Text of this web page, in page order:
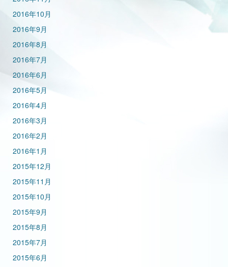
2016年10月
2016年9月
2016年8月
2016年7月
2016年6月
2016年5月
2016年4月
2016年3月
2016年2月
2016年1月
2015年12月
2015年11月
2015年10月
2015年9月
2015年8月
2015年7月
2015年6月